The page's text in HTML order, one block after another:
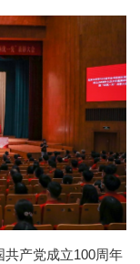
，中国愿同广大发
产党成立100周年